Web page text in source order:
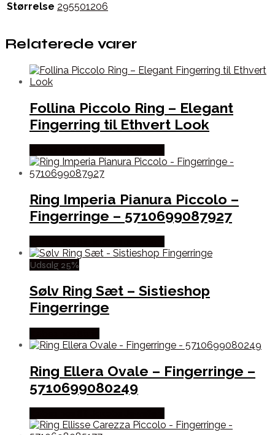
Størrelse 295501206
Relaterede varer
Follina Piccolo Ring – Elegant
Fingerring til Ethvert Look
Ring Imperia Pianura Piccolo –
Fingerringe – 5710699087927
Udsalg 25%
Sølv Ring Sæt – Sistieshop
Fingerringe
Ring Ellera Ovale – Fingerringe –
5710699080249